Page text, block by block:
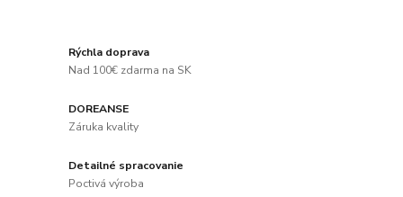
Rýchla doprava
Nad 100€ zdarma na SK
DOREANSE
Záruka kvality
Detailné spracovanie
Poctivá výroba